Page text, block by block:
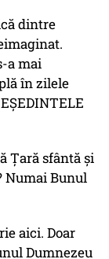
dintre
a mai
în zilele
Țară sfântă și
Numai Bunul
aici. Doar
Dumnezeu